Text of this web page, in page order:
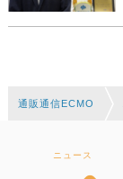
通販通信ECMO
ニュース